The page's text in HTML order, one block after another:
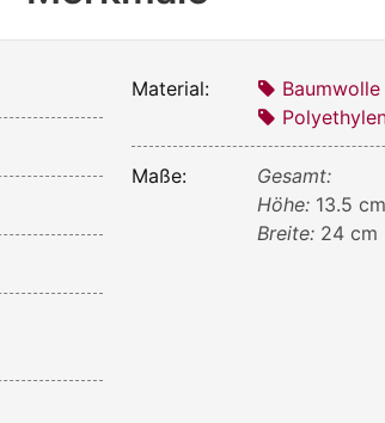
Material:
Baumwolle
Maße:
Gesamt:
Höhe: 13.5 cm
Breite: 24 cm